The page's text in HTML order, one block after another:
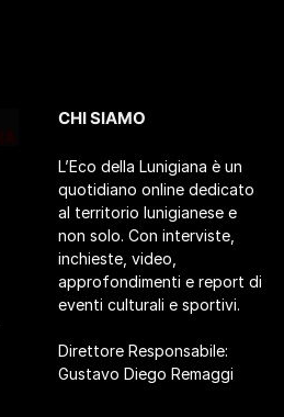
CHI SIAMO
L’Eco della Lunigiana è un
quotidiano online dedicato
al territorio lunigianese e
non solo. Con interviste,
inchieste, video,
approfondimenti e report di
eventi culturali e sportivi.
Direttore Responsabile:
Gustavo Diego Remaggi